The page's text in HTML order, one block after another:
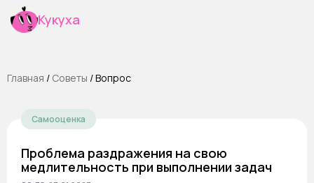
Кукуха
Главная / Cоветы /Вопрос
Самооценка
Проблема раздражения на свою
медлительность при выполнении задач